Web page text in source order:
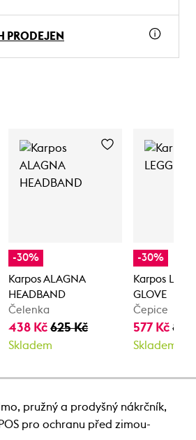
PRODEJEN
-30%
Karpos ALAGNA
HEADBAND
Čelenka
438 Kč625 Kč
Skladem
-30%
Karpos
GLOVE
Čepice
577 Kč825
Skladem
pružný a prodyšný nákrčník,
pro ochranu před zimou-